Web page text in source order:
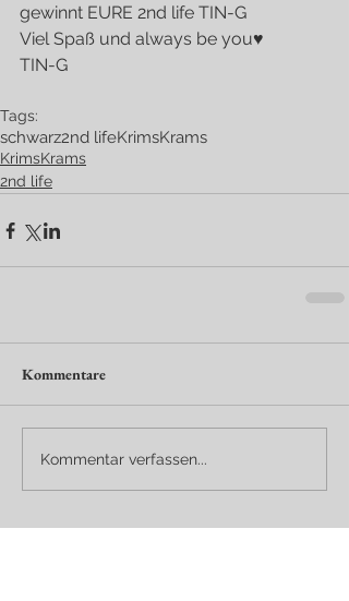
gewinnt EURE 2nd life TIN-G
Viel Spaß und always be you♥
TIN-G
Tags:
schwarz2nd lifeKrimsKrams
KrimsKrams
2nd life
Kommentare
Kommentar verfassen...